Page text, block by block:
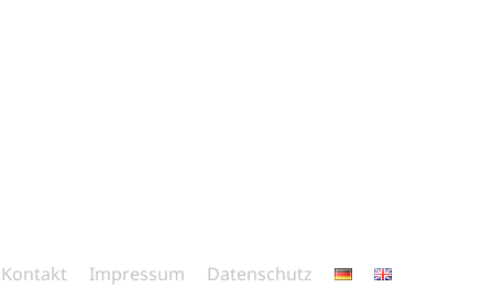
Kontakt Impressum Datenschutz